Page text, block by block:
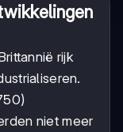
rijk
niet meer